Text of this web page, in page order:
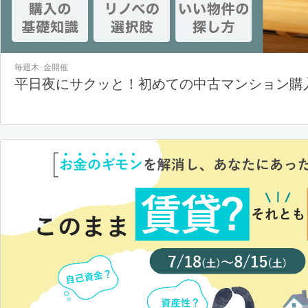
毎週木･金開催
平日夜にサクッと！初めての中古マンション購